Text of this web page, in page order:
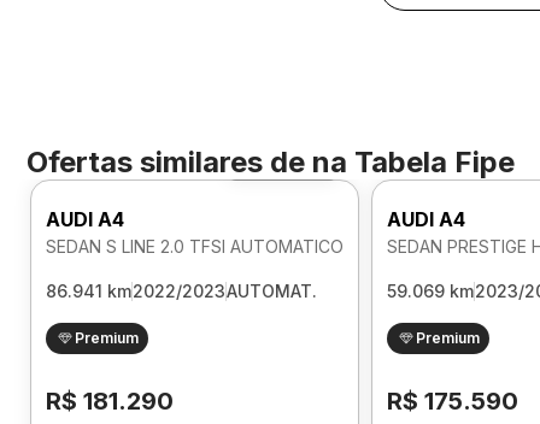
Ofertas similares de na Tabela Fipe
Foto 360º
AUDI A4
SEDAN S LINE 2.0 TFSI AUTOMATICO
86.941 km2022/2023AUTOMAT.
Premium
R$ 181.290
AUDI A4
59.069 km2023/
Premium
R$ 175.590